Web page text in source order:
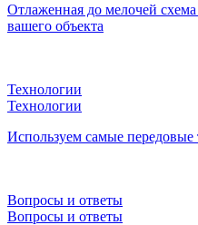
Отлаженная до мелочей
вашего объекта
Технологии
Технологии
Используем самые передовые
Вопросы и ответы
Вопросы и ответы